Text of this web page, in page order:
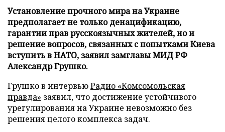
Установление прочного мира на Украине
предполагает не только денацификацию,
гарантии прав русскоязычных жителей, но и
решение вопросов, связанных с попытками Киева
вступить в НАТО, заявил замглавы МИД РФ
Александр Грушко.
Грушко в интервьюРадио «Комсомольская
правда» заявил, что достижение устойчивого
урегулирования на Украине невозможно без
решения целого комплекса задач.